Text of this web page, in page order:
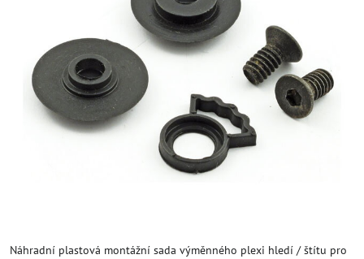
Náhradní plastová montážní sada výměnného plexi hledí / štítu pro